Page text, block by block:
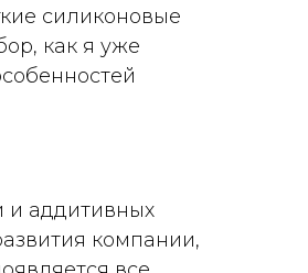
силиконовые
как я уже
и аддитивных
компании,